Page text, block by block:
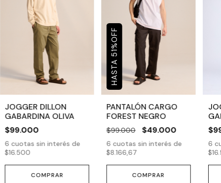
JOGGER DILLON
GABARDINA OLIVA
$99.000
6 cuotas sin interés de
$16.500
COMPRAR
51
%
OFF
PANTALÓN CARGO
FOREST NEGRO
$99.000 $49.000
6 cuotas sin interés de
$8.166,67
COMPRAR
6